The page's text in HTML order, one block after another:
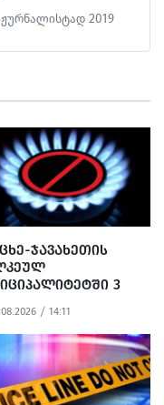
ჟურნალისტად 2019
ᲯᲐᲕᲐᲮᲔᲗᲘᲡ
3
ᲒᲐᲖᲘ ᲒᲐᲘᲗᲘᲨᲔᲑᲐ
/ 14:11